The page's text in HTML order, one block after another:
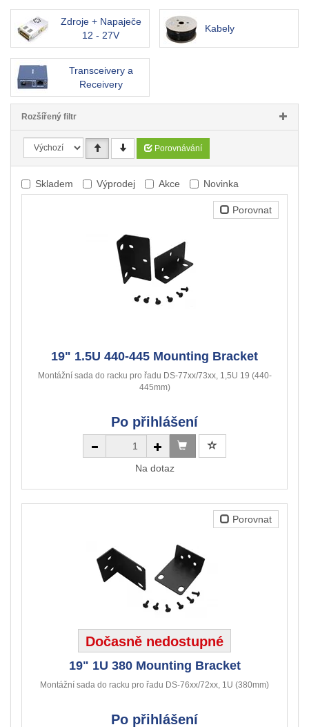
Zdroje + Napaječe
12 - 27V
Kabely
Transceivery a
Receivery
Rozšířený filtr
Porovnávání
Skladem Výprodej Akce Novinka
Porovnat
19" 1.5U 440-445 Mounting Bracket
Montážní sada do racku pro řadu DS-77xx/73xx, 1,5U 19 (440-
445mm)
Po přihlášení
Na dotaz
Porovnat
Dočasně nedostupné
19" 1U 380 Mounting Bracket
Montážní sada do racku pro řadu DS-76xx/72xx, 1U (380mm)
Po přihlášení